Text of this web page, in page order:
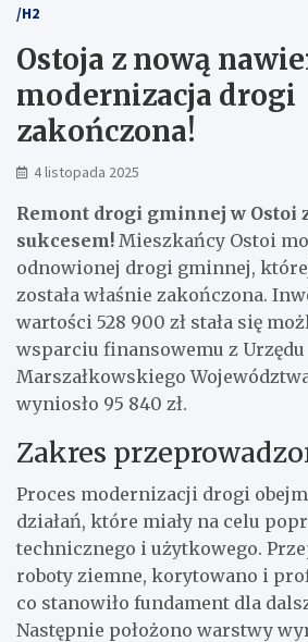
/H2
Ostoja z nową
modernizacja drogi
zakończona!
4 listopada 2025
Remont drogi gminnej w Ostoi
sukcesem! Mieszkańcy Ostoi
odnowionej drogi gminnej,
została właśnie zakończona.
wartości 528 900 zł stała się
wsparciu finansowemu z Urzędu
Marszałkowskiego
wyniosło 95 840 zł.
Zakres
Proces modernizacji drogi
działań, które miały na celu
technicznego i użytkowego.
roboty ziemne, korytowano i
co stanowiło fundament dla
Następnie położono warstwy